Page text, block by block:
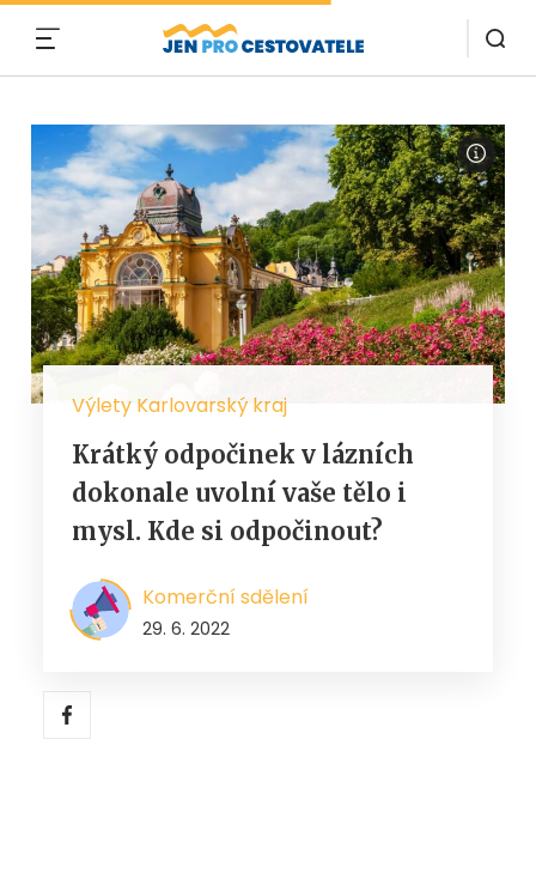
Výlety Karlovarský kraj
Krátký odpočinek v lázních
dokonale uvolní vaše tělo i
mysl. Kde si odpočinout?
Komerční sdělení
29. 6. 2022